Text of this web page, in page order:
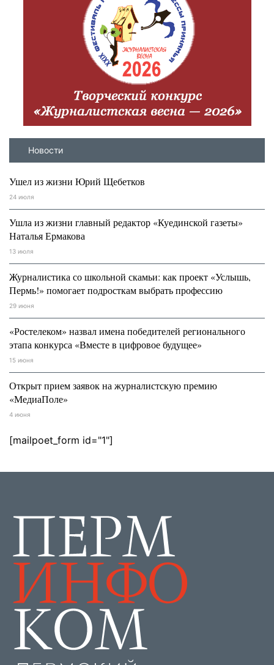
Новости
Ушел из жизни Юрий Щебетков
24 июля
Ушла из жизни главный редактор «Куединской газеты»
Наталья Ермакова
13 июля
Журналистика со школьной скамьи: как проект «Услышь,
Пермь!» помогает подросткам выбрать профессию
29 июня
«Ростелеком» назвал имена победителей регионального
этапа конкурса «Вместе в цифровое будущее»
15 июня
Открыт прием заявок на журналистскую премию
«МедиаПоле»
4 июня
[mailpoet_form id="1"]